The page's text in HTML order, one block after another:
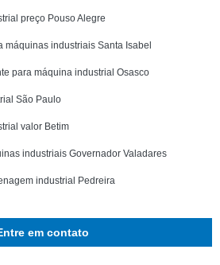
preço Pouso Alegre
industriais Santa Isabel
para máquina industrial Osasco
São Paulo
valor Betim
industriais Governador Valadares
industrial Pedreira
em contato